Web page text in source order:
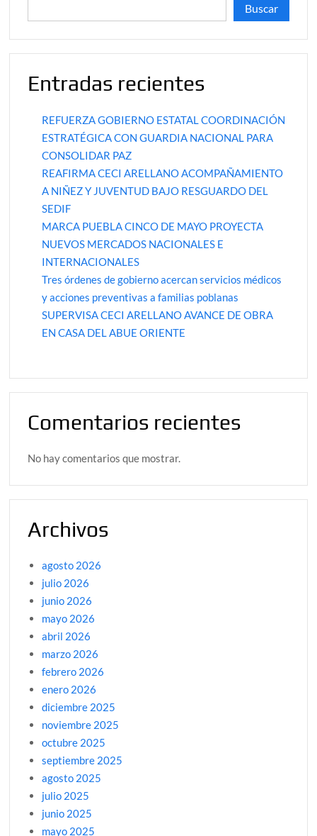
Buscar
Entradas recientes
REFUERZA GOBIERNO ESTATAL COORDINACIÓN
ESTRATÉGICA CON GUARDIA NACIONAL PARA
CONSOLIDAR PAZ
REAFIRMA CECI ARELLANO ACOMPAÑAMIENTO
A NIÑEZ Y JUVENTUD BAJO RESGUARDO DEL
SEDIF
MARCA PUEBLA CINCO DE MAYO PROYECTA
NUEVOS MERCADOS NACIONALES E
INTERNACIONALES
Tres órdenes de gobierno acercan servicios médicos
y acciones preventivas a familias poblanas
SUPERVISA CECI ARELLANO AVANCE DE OBRA
EN CASA DEL ABUE ORIENTE
Comentarios recientes
No hay comentarios que mostrar.
Archivos
agosto 2026
julio 2026
junio 2026
mayo 2026
abril 2026
marzo 2026
febrero 2026
enero 2026
diciembre 2025
noviembre 2025
octubre 2025
septiembre 2025
agosto 2025
julio 2025
junio 2025
mayo 2025